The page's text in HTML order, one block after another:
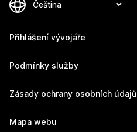
Přihlášení vývojáře
Podmínky služby
Zásady ochrany osobních údajů
Mapa webu